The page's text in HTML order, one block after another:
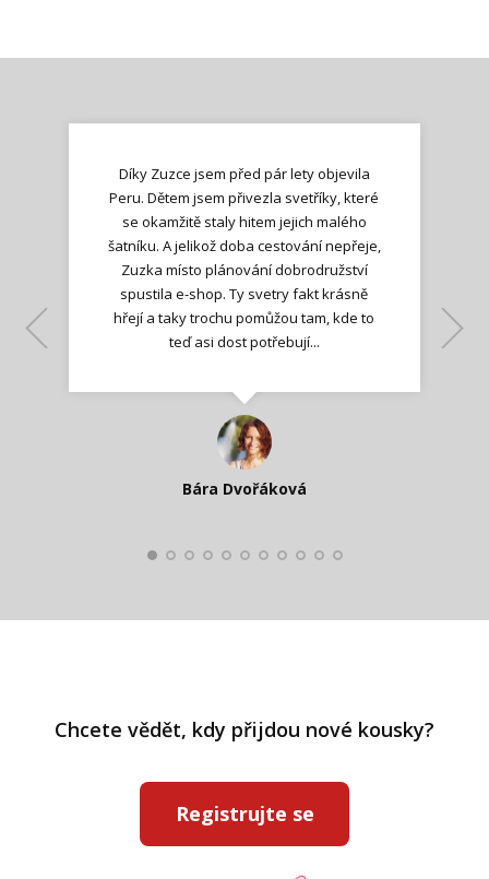
Díky Zuzce jsem před pár lety objevila
Peru. Dětem jsem přivezla svetříky, které
se okamžitě staly hitem jejich malého
šatníku. A jelikož doba cestování nepřeje,
Zuzka místo plánování dobrodružství
spustila e-shop. Ty svetry fakt krásně
hřejí a taky trochu pomůžou tam, kde to
teď asi dost potřebují...
Bára Dvořáková
Jana T.
Kateřina Veleta Štěpánová
Ilona M.
Lenka K.
Nadšená zpráva
Katka Perháčová
Smolková
Lenka K.
Chcete vědět, kdy přijdou nové kousky?
Registrujte se